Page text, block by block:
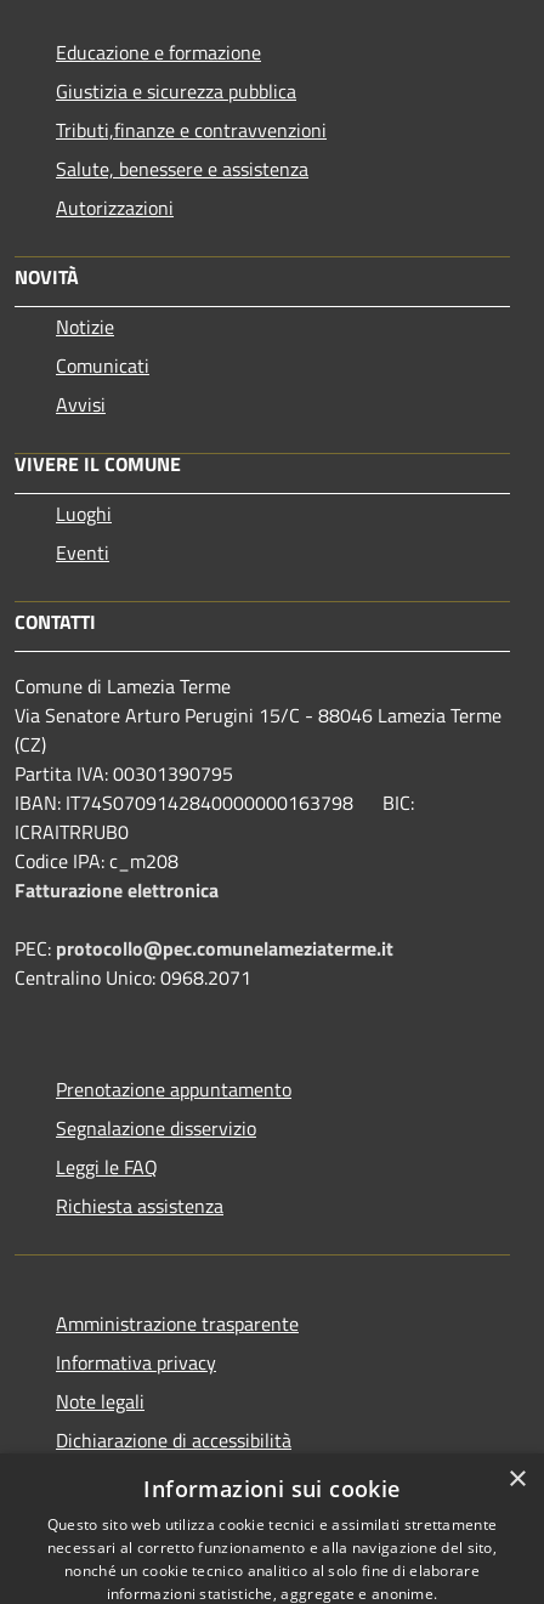
Educazione e formazione
Giustizia e sicurezza pubblica
Tributi,finanze e contravvenzioni
Salute, benessere e assistenza
Autorizzazioni
NOVITÀ
Notizie
Comunicati
Avvisi
VIVERE IL COMUNE
Luoghi
Eventi
CONTATTI
Comune di Lamezia Terme
Via Senatore Arturo Perugini 15/C - 88046 Lamezia Terme
(CZ)
Partita IVA: 00301390795
IBAN: IT74S0709142840000000163798 BIC:
ICRAITRRUB0
Codice IPA: c_m208
Fatturazione elettronica
PEC: protocollo@pec.comunelameziaterme.it
Centralino Unico: 0968.2071
Prenotazione appuntamento
Segnalazione disservizio
Leggi le FAQ
Richiesta assistenza
Amministrazione trasparente
Informativa privacy
Note legali
Dichiarazione di accessibilità
Feedback accessibilità
×
Informazioni sui cookie
Questo sito web utilizza cookie tecnici e assimilati strettamente
necessari al corretto funzionamento e alla navigazione del sito,
nonché un cookie tecnico analitico al solo fine di elaborare
informazioni statistiche, aggregate e anonime.